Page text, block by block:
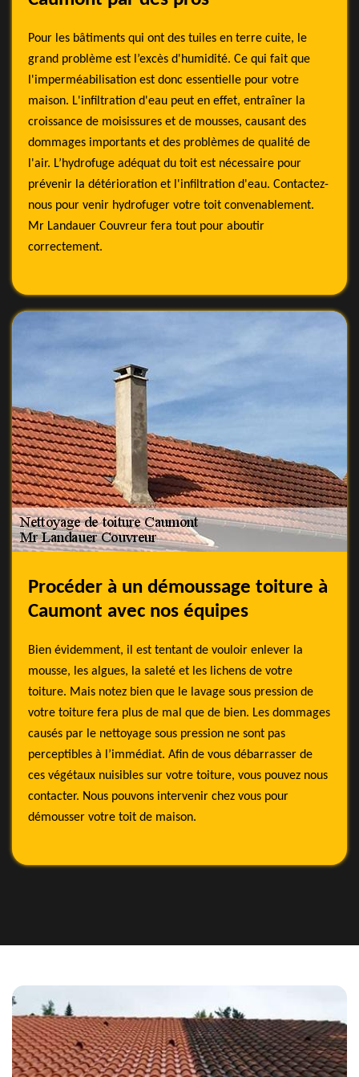
Pour les bâtiments qui ont des tuiles en terre cuite, le
grand problème est l’excès d'humidité. Ce qui fait que
l'imperméabilisation est donc essentielle pour votre
maison. L'infiltration d'eau peut en effet, entraîner la
croissance de moisissures et de mousses, causant des
dommages importants et des problèmes de qualité de
l'air. L’hydrofuge adéquat du toit est nécessaire pour
prévenir la détérioration et l'infiltration d'eau. Contactez-
nous pour venir hydrofuger votre toit convenablement.
Mr Landauer Couvreur fera tout pour aboutir
correctement.
Procéder à un démoussage toiture à
Caumont avec nos équipes
Bien évidemment, il est tentant de vouloir enlever la
mousse, les algues, la saleté et les lichens de votre
toiture. Mais notez bien que le lavage sous pression de
votre toiture fera plus de mal que de bien. Les dommages
causés par le nettoyage sous pression ne sont pas
perceptibles à l’immédiat. Afin de vous débarrasser de
ces végétaux nuisibles sur votre toiture, vous pouvez nous
contacter. Nous pouvons intervenir chez vous pour
démousser votre toit de maison.